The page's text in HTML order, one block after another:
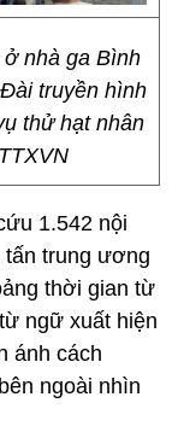
nhà ga Bình
truyền hình
thử hạt nhân
1.542 nội
tấn trung ương
thời gian từ
ngữ xuất hiện
ánh cách
ngoài nhìn